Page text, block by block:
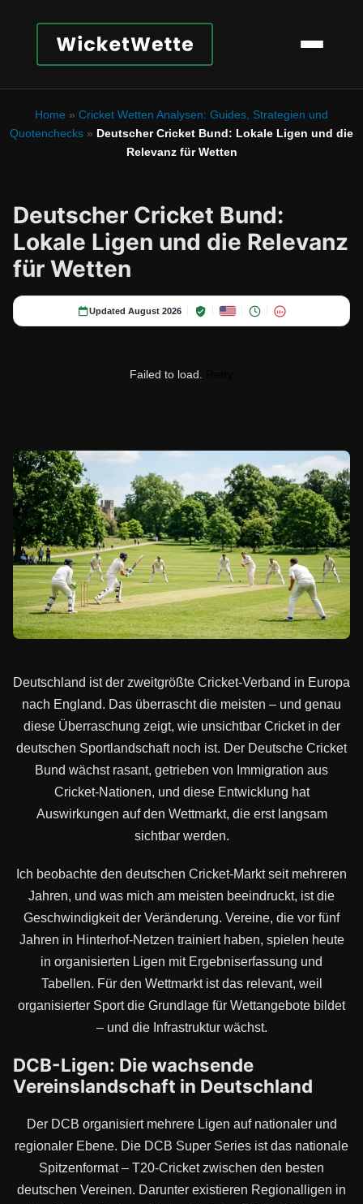
Home » Cricket Wetten Analysen: Guides, Strategien und
Quotenchecks » Deutscher Cricket Bund: Lokale Ligen und die
Relevanz für Wetten
Deutscher Cricket Bund:
Lokale Ligen und die Relevanz
für Wetten
Updated August 2026 18+
Failed to load.
Deutschland ist der zweitgrößte Cricket-Verband in Europa
nach England. Das überrascht die meisten – und genau
diese Überraschung zeigt, wie unsichtbar Cricket in der
deutschen Sportlandschaft noch ist. Der Deutsche Cricket
Bund wächst rasant, getrieben von Immigration aus
Cricket-Nationen, und diese Entwicklung hat
Auswirkungen auf den Wettmarkt, die erst langsam
sichtbar werden.
Ich beobachte den deutschen Cricket-Markt seit mehreren
Jahren, und was mich am meisten beeindruckt, ist die
Geschwindigkeit der Veränderung. Vereine, die vor fünf
Jahren in Hinterhof-Netzen trainiert haben, spielen heute
in organisierten Ligen mit Ergebniserfassung und
Tabellen. Für den Wettmarkt ist das relevant, weil
organisierter Sport die Grundlage für Wettangebote bildet
– und die Infrastruktur wächst.
DCB-Ligen: Die wachsende
Vereinslandschaft in Deutschland
Der DCB organisiert mehrere Ligen auf nationaler und
regionaler Ebene. Die DCB Super Series ist das nationale
Spitzenformat – T20-Cricket zwischen den besten
deutschen Vereinen. Darunter existieren Regionalligen in